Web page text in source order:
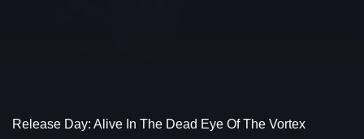
Release Day: Alive In The Dead Eye Of The Vortex